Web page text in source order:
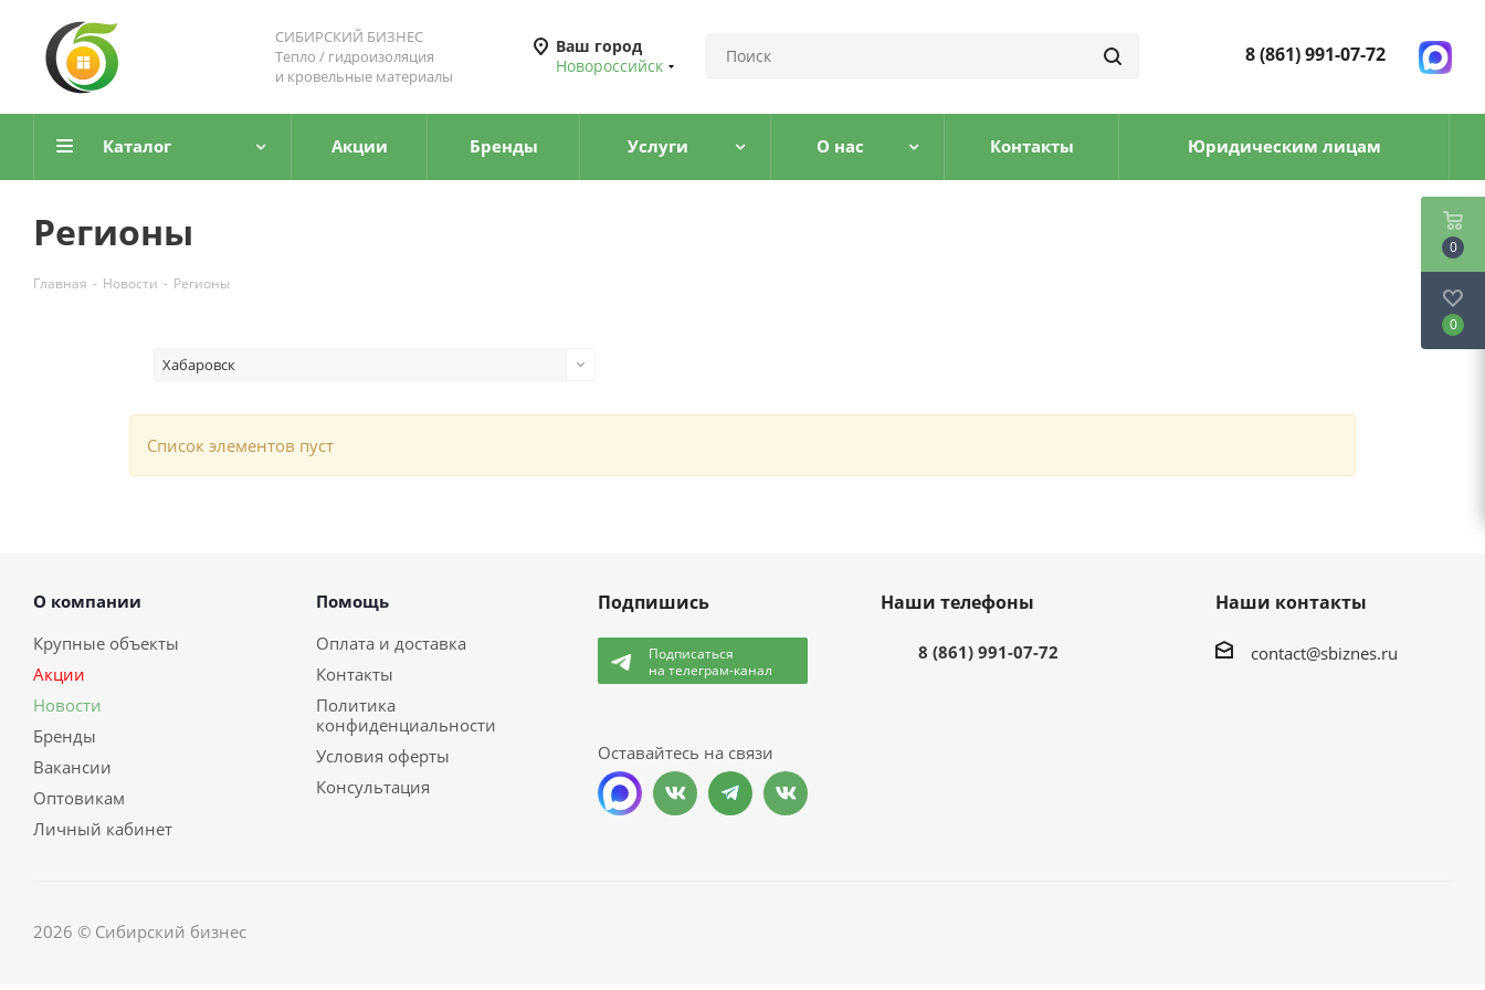
СИБИРСКИЙ БИЗНЕС
Тепло / гидроизоляция
и кровельные материалы
Ваш город
Новороссийск
8 (861) 991-07-72
Каталог Акции Бренды Услуги О нас Контакты Юридическим лицам
Регионы
Главная - Новости - Регионы
Хабаровск
Список элементов пуст
О компании
Крупные объекты
Акции
Новости
Бренды
Вакансии
Оптовикам
Личный кабинет
Помощь
Оплата и доставка
Контакты
Политика
конфиденциальности
Условия оферты
Консультация
Подпишись
Подписаться
на телеграм-канал
Оставайтесь на связи
Наши телефоны
8 (861) 991-07-72
Наши контакты
contact@sbiznes.ru
2026 © Сибирский бизнес
0
0